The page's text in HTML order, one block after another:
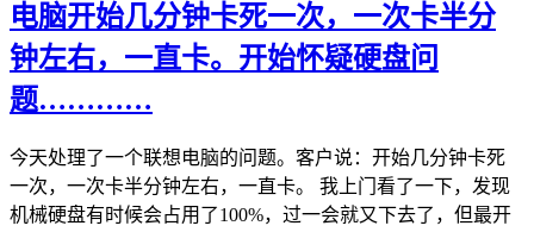
电脑开始几分钟卡死一次，一次卡半分
钟左右，一直卡。开始怀疑硬盘问
题…………
今天处理了一个联想电脑的问题。客户说：开始几分钟卡死
一次，一次卡半分钟左右，一直卡。 我上门看了一下，发现
机械硬盘有时候会占用了100%，过一会就又下去了，但最开